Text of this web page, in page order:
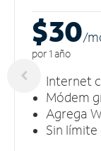
$30/m
por 1 año
Internet
Módem
Agrega
Sin